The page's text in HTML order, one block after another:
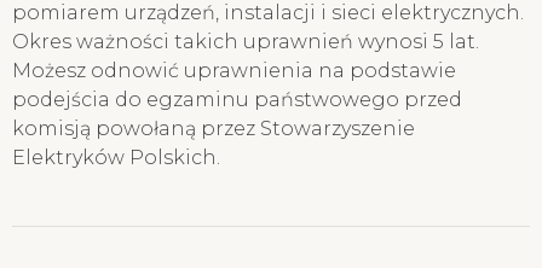
pomiarem urządzeń, instalacji i sieci elektrycznych.
Okres ważności takich uprawnień wynosi 5 lat.
Możesz odnowić uprawnienia na podstawie
podejścia do egzaminu państwowego przed
komisją powołaną przez Stowarzyszenie
Elektryków Polskich.